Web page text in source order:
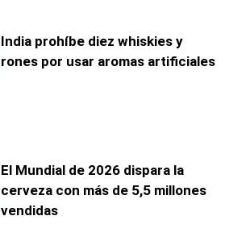
India prohíbe diez whiskies y
rones por usar aromas artificiales
El Mundial de 2026 dispara la
cerveza con más de 5,5 millones
vendidas